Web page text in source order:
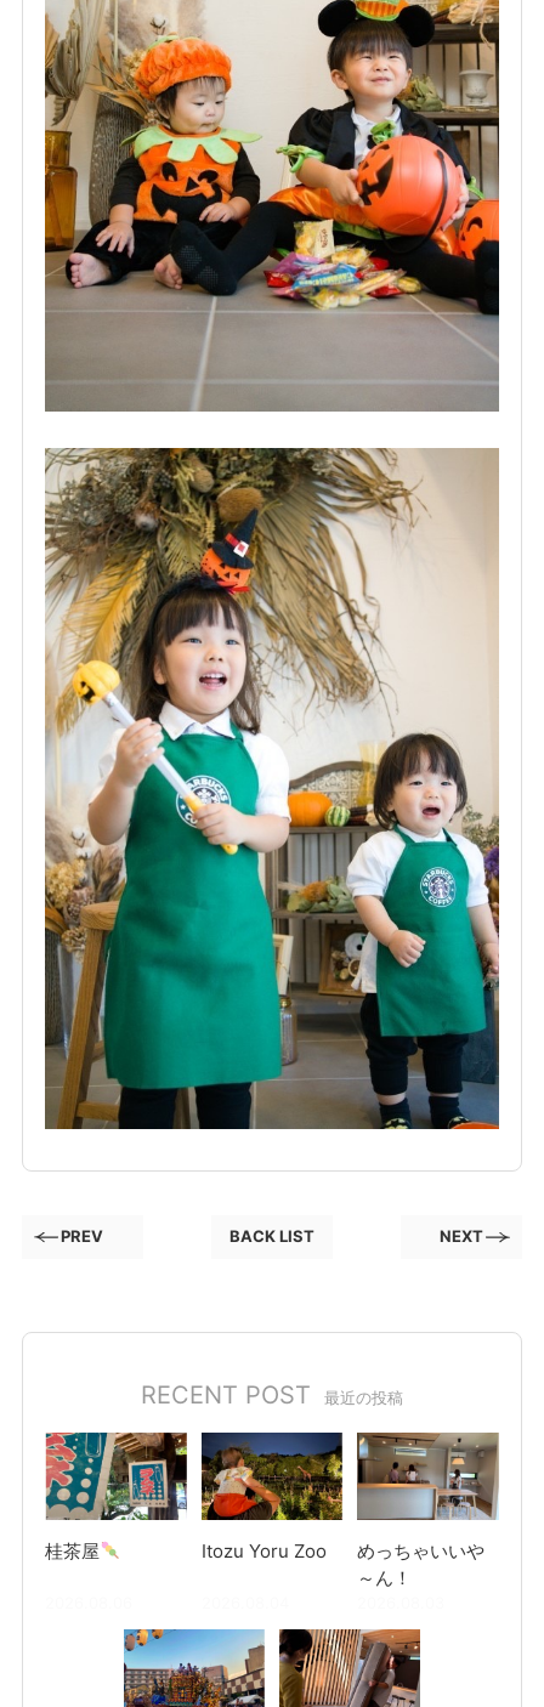
PREV BACK LIST NEXT
RECENT POST 最近の投稿
桂茶屋 Itozu Yoru Zoo
めっちゃいいや
～ん！